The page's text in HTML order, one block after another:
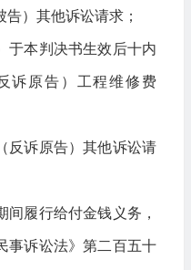
）其他诉讼请求；
于本判决书生效后十内
诉原告）工程维修费
反诉原告）其他诉讼请
履行给付金钱义务，
事诉讼法》第二百五十